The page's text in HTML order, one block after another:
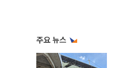
주요 뉴스